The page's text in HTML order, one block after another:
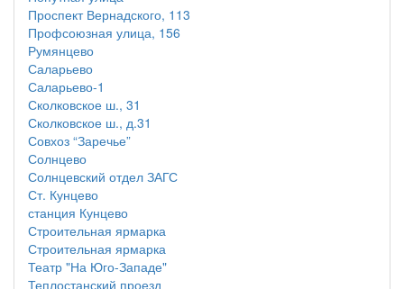
Проспект Вернадского, 113
Профсоюзная улица, 156
Румянцево
Саларьево
Саларьево-1
Сколковское ш., 31
Сколковское ш., д.31
Совхоз “Заречье”
Солнцево
Солнцевский отдел ЗАГС
Ст. Кунцево
станция Кунцево
Строительная ярмарка
Строительная ярмарка
Театр "На Юго-Западе"
Теплостанский проезд